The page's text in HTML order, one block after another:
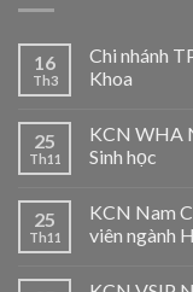
16
Th3
Chi nhánh
Khoa
25
Th11
KCN WHA
Sinh học
25
Th11
KCN Nam
viên ngành